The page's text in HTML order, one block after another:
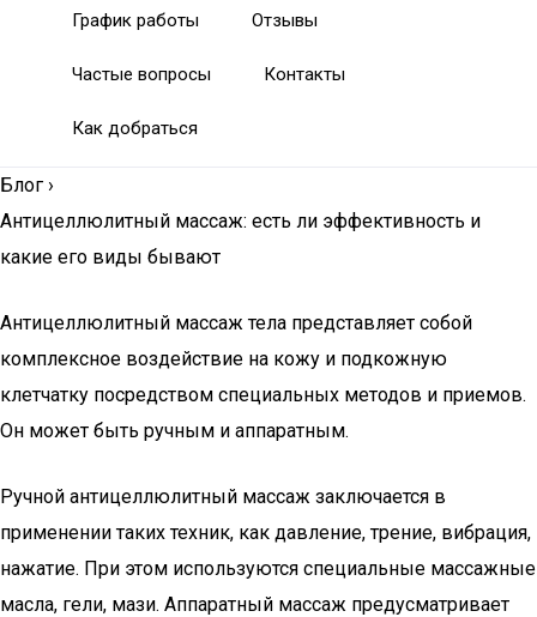
График работы Отзывы
Частые вопросы Контакты
Как добраться
Блог ›
Антицеллюлитный массаж: есть ли эффективность и
какие его виды бывают
Антицеллюлитный массаж тела представляет собой
комплексное воздействие на кожу и подкожную
клетчатку посредством специальных методов и приемов.
Он может быть ручным и аппаратным.
Ручной антицеллюлитный массаж заключается в
применении таких техник, как давление, трение, вибрация,
нажатие. При этом используются специальные массажные
масла, гели, мази. Аппаратный массаж предусматривает